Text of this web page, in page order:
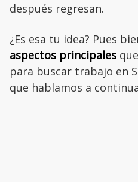
después regresan.
¿Es esa tu idea? Pues
aspectos principales
para buscar trabajo en
que hablamos a